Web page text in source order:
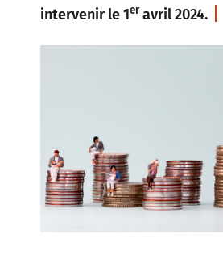
intervenir le 1er avril 2024.